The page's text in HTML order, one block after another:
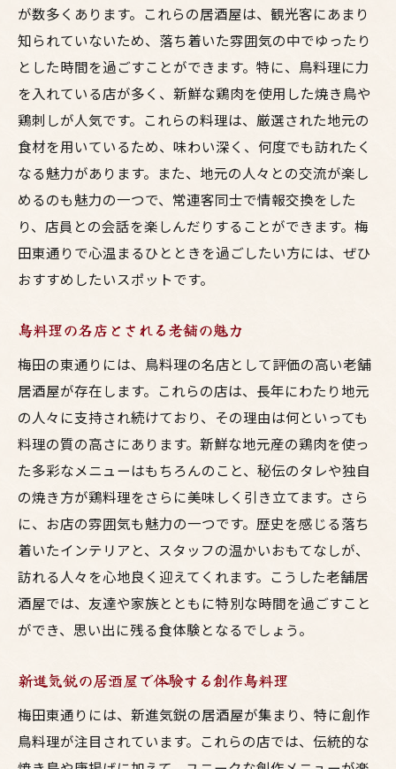
が数多くあります。これらの居酒屋は、観光客にあまり
知られていないため、落ち着いた雰囲気の中でゆったり
とした時間を過ごすことができます。特に、鳥料理に力
を入れている店が多く、新鮮な鶏肉を使用した焼き鳥や
鶏刺しが人気です。これらの料理は、厳選された地元の
食材を用いているため、味わい深く、何度でも訪れたく
なる魅力があります。また、地元の人々との交流が楽し
めるのも魅力の一つで、常連客同士で情報交換をした
り、店員との会話を楽しんだりすることができます。梅
田東通りで心温まるひとときを過ごしたい方には、ぜひ
おすすめしたいスポットです。
鳥料理の名店とされる老舗の魅力
梅田の東通りには、鳥料理の名店として評価の高い老舗
居酒屋が存在します。これらの店は、長年にわたり地元
の人々に支持され続けており、その理由は何といっても
料理の質の高さにあります。新鮮な地元産の鶏肉を使っ
た多彩なメニューはもちろんのこと、秘伝のタレや独自
の焼き方が鶏料理をさらに美味しく引き立てます。さら
に、お店の雰囲気も魅力の一つです。歴史を感じる落ち
着いたインテリアと、スタッフの温かいおもてなしが、
訪れる人々を心地良く迎えてくれます。こうした老舗居
酒屋では、友達や家族とともに特別な時間を過ごすこと
ができ、思い出に残る食体験となるでしょう。
新進気鋭の居酒屋で体験する創作鳥料理
梅田東通りには、新進気鋭の居酒屋が集まり、特に創作
鳥料理が注目されています。これらの店では、伝統的な